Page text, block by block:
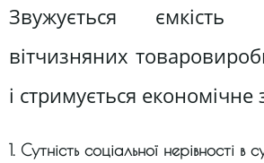
Звужується
вітчизняних
і стримується економічне
1. Сутність соціальної нерівності в